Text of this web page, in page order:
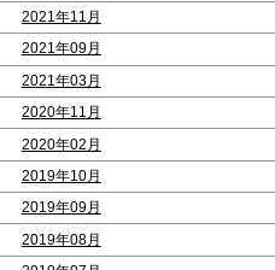
2021年11月
2021年09月
2021年03月
2020年11月
2020年02月
2019年10月
2019年09月
2019年08月